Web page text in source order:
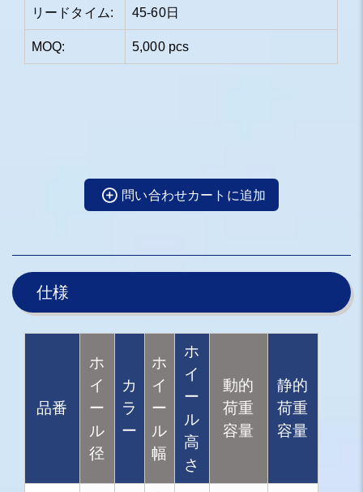
リードタイム: 45-60日
MOQ: 5,000 pcs
問い合わせカートに追加
仕様
品番
ホ
イ
ー
ル
径
カ
ラ
ー
ホ
イ
ー
ル
幅
ホ
イ
ー
ル
高
さ
動的
荷重
容量
静的
荷重
容量